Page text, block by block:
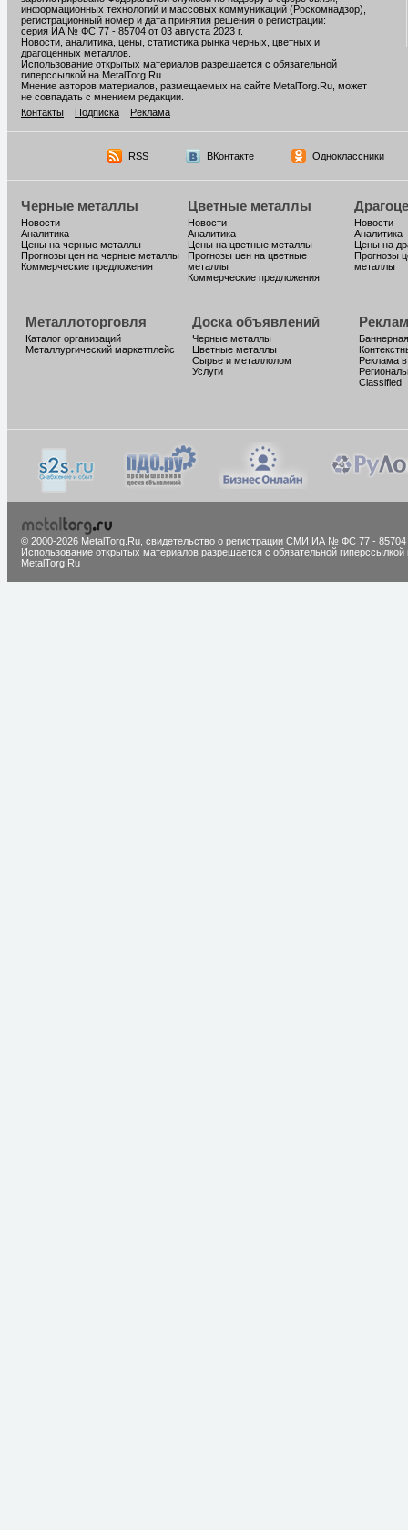
информационных технологий и массовых коммуникаций (Роскомнадзор),
регистрационный номер и дата принятия решения о регистрации:
серия ИА № ФС 77 - 85704 от 03 августа 2023 г.
Новости, аналитика, цены, статистика рынка черных, цветных и
драгоценных металлов.
Использование открытых материалов разрешается с обязательной
гиперссылкой на MetalTorg.Ru
Мнение авторов материалов, размещаемых на сайте MetalTorg.Ru, может
не совпадать с мнением редакции.
Контакты
Подписка Реклама
RSS ВКонтакте Одноклассники
Черные металлы
Новости
Аналитика
Цены на черные металлы
Прогнозы цен на черные металлы
Коммерческие предложения
Цветные металлы
Новости
Аналитика
Цены на цветные металлы
Прогнозы цен на цветные
металлы
Коммерческие предложения
Новости
Аналитика
Цены на
Прогнозы
металлы
Металлоторговля
Каталог организаций
Металлургический маркетплейс
Доска объявлений
Черные металлы
Цветные металлы
Сырье и металлолом
Услуги
Реклама
Classified
© 2000-2026 MetalTorg.Ru, cвидетельство о регистрации СМИ ИА № ФС 77 - 85704
Использование открытых материалов разрешается с обязательной гиперссылкой
MetalTorg.Ru